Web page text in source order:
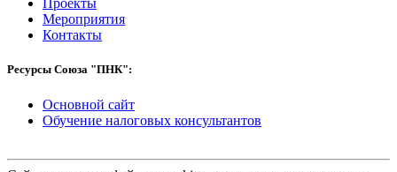
Проекты
Мероприятия
Контакты
Ресурсы Союза "ПНК":
Основной сайт
Обучение налоговых консультантов